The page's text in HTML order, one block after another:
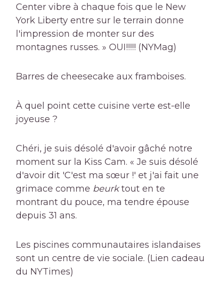
Center vibre à chaque fois que le New
York Liberty entre sur le terrain donne
l'impression de monter sur des
montagnes russes. » OUI!!!!! (NYMag)
Barres de cheesecake aux framboises.
À quel point cette cuisine verte est-elle
joyeuse ?
Chéri, je suis désolé d'avoir gâché notre
moment sur la Kiss Cam. « Je suis désolé
d'avoir dit 'C'est ma sœur !' et j'ai fait une
grimace comme beurktout en te
montrant du pouce, ma tendre épouse
depuis 31 ans.
Les piscines communautaires islandaises
sont un centre de vie sociale. (Lien cadeau
du NYTimes)